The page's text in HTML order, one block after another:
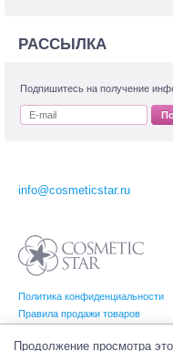
РАССЫЛКА
Подпишитесь на получение
Политика конфиденциальности
Правила продажи товаров
info@cosmeticstar.ru
Продолжение просмотра